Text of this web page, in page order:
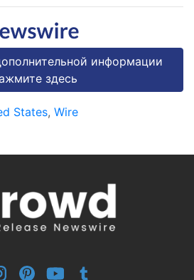
информации
здесь
States, Wire